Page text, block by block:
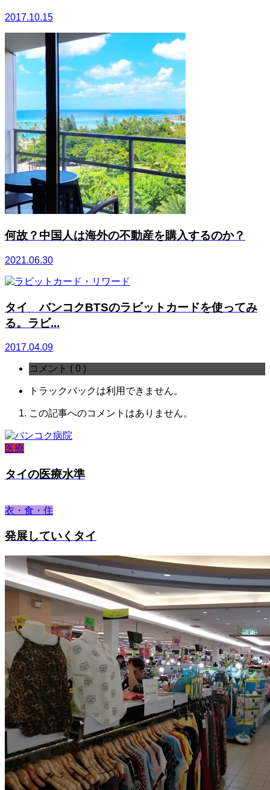
2017.10.15
何故？中国人は海外の不動産を購入するのか？
2021.06.30
タイ バンコクBTSのラビットカードを使ってみ
る。ラビ...
2017.04.09
コメント ( 0 )
トラックバックは利用できません。
この記事へのコメントはありません。
医療
タイの医療水準
衣・食・住
発展していくタイ